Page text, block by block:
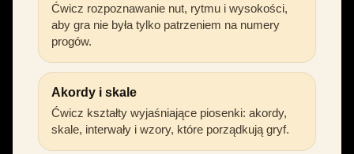
Ćwicz rozpoznawanie nut, rytmu i wysokości,
aby gra nie była tylko patrzeniem na numery
progów.
Akordy i skale
Ćwicz kształty wyjaśniające piosenki: akordy,
skale, interwały i wzory, które porządkują gryf.